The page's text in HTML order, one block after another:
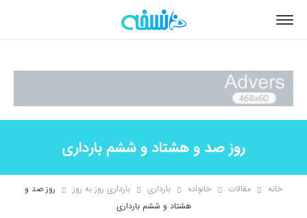
روز صد و هشتاد و ششم بارداری
خانه مقالات خانواده بارداری بارداری روز به روز
روز صد و
هشتاد و ششم بارداری